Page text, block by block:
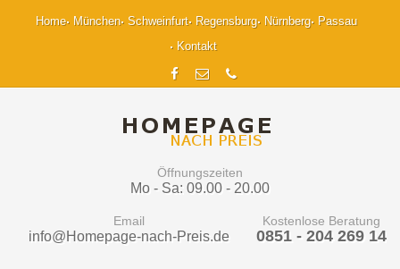
Home München Schweinfurt Regensburg Nürnberg
Passau
Kontakt
Öffnungszeiten
Mo - Sa: 09.00 - 20.00
Email
info@Homepage-nach-Preis.de
Kostenlose Beratung
0851 - 204 269 14